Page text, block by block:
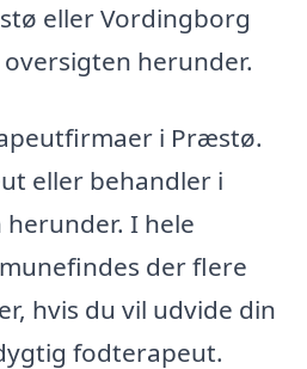
eller Vordingborg
herunder.
i Præstø.
eller behandler i
I hele
der flere
hvis du vil udvide din
fodterapeut.